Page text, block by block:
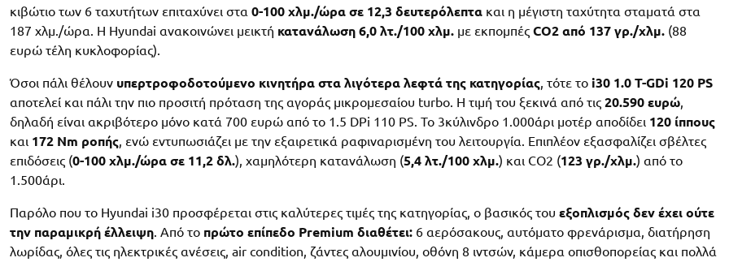
κιβώτιο των 6 ταχυτήτων επιταχύνει στα 0-100 χλμ./ώρα σε 12,3 δευτερόλεπτα και η μέγιστη ταχύτητα σταματά στα
187 χλμ./ώρα. Η Hyundai ανακοινώνει μεικτή κατανάλωση 6,0 λτ./100 χλμ. με εκπομπές CO2 από 137 γρ./χλμ. (88
ευρώ τέλη κυκλοφορίας).
Όσοι πάλι θέλουν υπερτροφοδοτούμενο κινητήρα στα λιγότερα λεφτά της κατηγορίας, τότε το i30 1.0 T-GDi 120 PS
αποτελεί και πάλι την πιο προσιτή πρόταση της αγοράς μικρομεσαίου turbo. Η τιμή του ξεκινά από τις 20.590 ευρώ,
δηλαδή είναι ακριβότερο μόνο κατά 700 ευρώ από το 1.5 DPi 110 PS. To 3κύλινδρο 1.000άρι μοτέρ αποδίδει 120 ίππους
και 172 Nm ροπής, ενώ εντυπωσιάζει με την εξαιρετικά ραφιναρισμένη του λειτουργία. Επιπλέον εξασφαλίζει σβέλτες
επιδόσεις (0-100 χλμ./ώρα σε 11,2 δλ.), χαμηλότερη κατανάλωση (5,4 λτ./100 χλμ.) και CO2 (123 γρ./χλμ.) από το
1.500άρι.
Παρόλο που το Hyundai i30 προσφέρεται στις καλύτερες τιμές της κατηγορίας, ο βασικός του εξοπλισμός δεν έχει ούτε
την παραμικρή έλλειψη. Από το πρώτο επίπεδο Premium διαθέτει: 6 αερόσακους, αυτόματο φρενάρισμα, διατήρηση
λωρίδας, όλες τις ηλεκτρικές ανέσεις, air condition, ζάντες αλουμινίου, οθόνη 8 ιντσών, κάμερα οπισθοπορείας και πολλά